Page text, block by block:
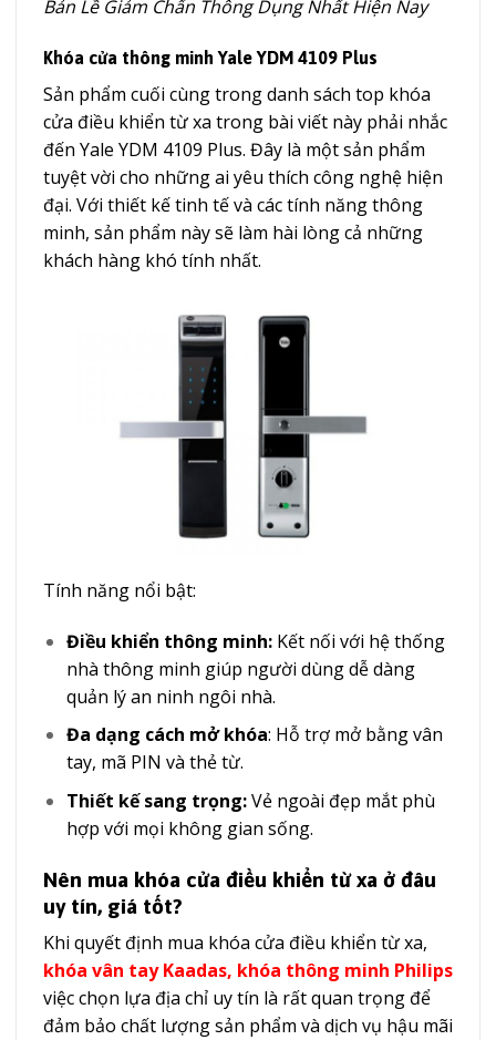
Bản Lề Giảm Chấn Thông Dụng Nhất Hiện Nay
Khóa cửa thông minh Yale YDM 4109 Plus
Sản phẩm cuối cùng trong danh sách top khóa
cửa điều khiển từ xa trong bài viết này phải nhắc
đến Yale YDM 4109 Plus. Đây là một sản phẩm
tuyệt vời cho những ai yêu thích công nghệ hiện
đại. Với thiết kế tinh tế và các tính năng thông
minh, sản phẩm này sẽ làm hài lòng cả những
khách hàng khó tính nhất.
Tính năng nổi bật:
Điều khiển thông minh:Kết nối với hệ thống
nhà thông minh giúp người dùng dễ dàng
quản lý an ninh ngôi nhà.
Đa dạng cách mở khóa: Hỗ trợ mở bằng vân
tay, mã PIN và thẻ từ.
Thiết kế sang trọng:Vẻ ngoài đẹp mắt phù
hợp với mọi không gian sống.
Nên mua khóa cửa điều khiển từ xa ở đâu
uy tín, giá tốt?
Khi quyết định mua khóa cửa điều khiển từ xa,
khóa vân tay Kaadas, khóa thông minh Philips
việc chọn lựa địa chỉ uy tín là rất quan trọng để
đảm bảo chất lượng sản phẩm và dịch vụ hậu mãi